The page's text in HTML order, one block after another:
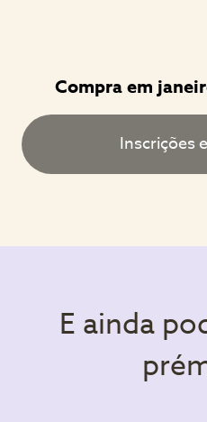
Compra em
Inscrições
E ainda